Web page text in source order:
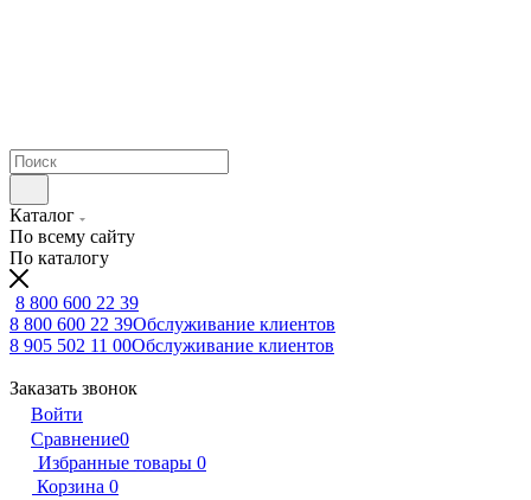
Каталог
По всему сайту
По каталогу
8 800 600 22 39
8 800 600 22 39Обслуживание клиентов
8 905 502 11 00Обслуживание клиентов
Заказать звонок
Войти
Сравнение0
Избранные товары 0
Корзина 0